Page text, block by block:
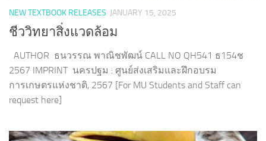
NEW TEXTBOOK RELEASES JANUARY 15, 2025
ชีววิทยาสิ่งแวดล้อม
AUTHOR ธนวรรณ พาณิชพัฒน์ CALL NO QH541 ธ154ช
2567 IMPRINT นครปฐม : ศูนย์ส่งเสริมและฝึกอบรม
การเกษตรแห่งชาติ, 2567 [For MU Students and Staff can
request here]